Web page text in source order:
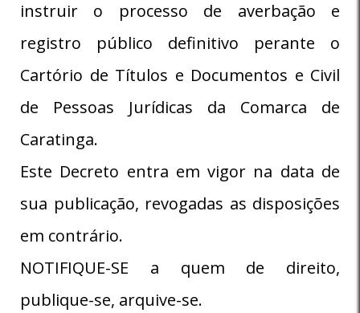
instruir o processo de averbação e
registro público definitivo perante o
Cartório de Títulos e Documentos e Civil
de Pessoas Jurídicas da Comarca de
Caratinga.
Este Decreto entra em vigor na data de
sua publicação, revogadas as disposições
em contrário.
NOTIFIQUE-SE a quem de direito,
publique-se, arquive-se.